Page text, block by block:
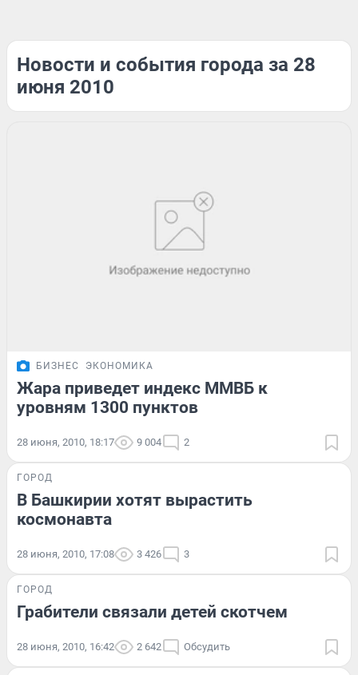
Новости и события города за 28
июня 2010
БИЗНЕС ЭКОНОМИКА
Жара приведет индекс ММВБ к
уровням 1300 пунктов
28 июня, 2010, 18:17 9 004 2
ГОРОД
В Башкирии хотят вырастить
космонавта
28 июня, 2010, 17:08 3 426 3
ГОРОД
Грабители связали детей скотчем
28 июня, 2010, 16:42 2 642 Обсудить